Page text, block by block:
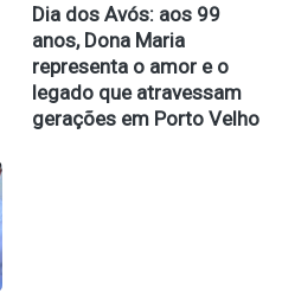
Dia dos Avós: aos 99
anos, Dona Maria
representa o amor e o
legado que atravessam
gerações em Porto Velho